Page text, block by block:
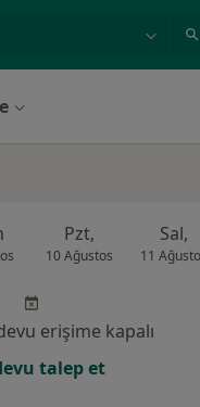
Pzt,
10 Ağustos
Sal,
11
erişime kapalı
talep et